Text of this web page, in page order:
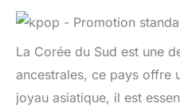
La Corée du Sud est une
ancestrales, ce pays offre
joyau asiatique, il est